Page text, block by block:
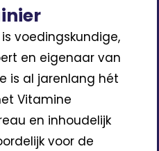
is voedingskundige,
en eigenaar van
is al jarenlang hét
Vitamine
en inhoudelijk
voor de